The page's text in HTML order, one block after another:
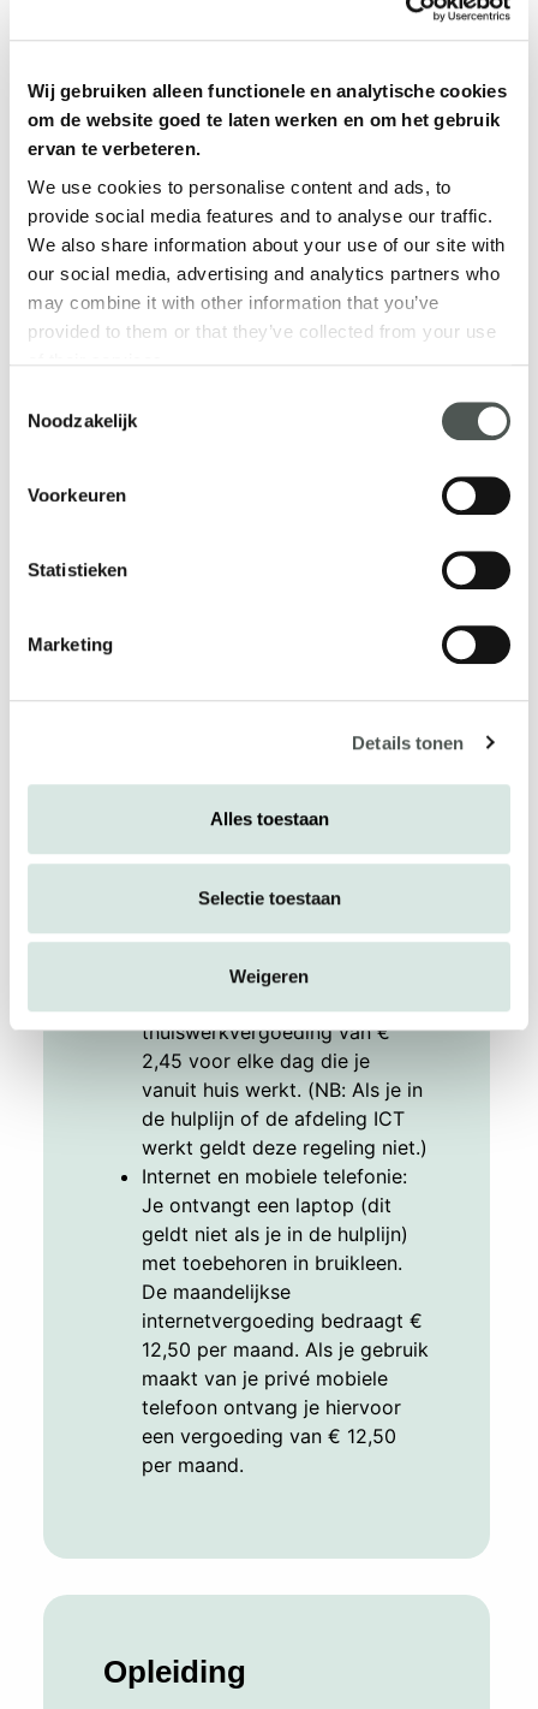
Wij gebruiken alleen functionele en analytische cookies
om de website goed te laten werken en om het gebruik
ervan te verbeteren.
We use cookies to personalise content and ads, to
provide social media features and to analyse our traffic.
We also share information about your use of our site with
our social media, advertising and analytics partners who
may combine it with other information that you’ve
provided to them or that they’ve collected from your use
Selection
Noodzakelijk
Voorkeuren
Statistieken
Marketing
Details tonen
Alles toestaan
Selectie toestaan
Weigeren
8,33% vakantietoeslag en 8,33%
eindejaarsuitkering. Je neemt deel
aan een solide pensioenregeling bij
(PFZW) en je hebt recht op jaarlijks
201 verlofuren, waarvan 35
levensfasebudget (LFB)-uren bij
een fulltime dienstverband (36 uur
per week).
Bij 113 kennen we verschillende
vergoeding bij het gebruik van
(fiets, brommer, auto etc.)
vergoeden we € 0,25 per
kilometer.
werken wij hybride. Je werkt
minimaal 50% van je werktijd
thuiswerkvergoeding van €
2,45 voor elke dag die je
vanuit huis werkt. (NB: Als je in
de hulplijn of de afdeling ICT
werkt geldt deze regeling niet.)
Internet en mobiele telefonie:
Je ontvangt een laptop (dit
geldt niet als je in de hulplijn)
met toebehoren in bruikleen.
De maandelijkse
internetvergoeding bedraagt €
12,50 per maand. Als je gebruik
maakt van je privé mobiele
telefoon ontvang je hiervoor
een vergoeding van € 12,50
per maand.
Opleiding